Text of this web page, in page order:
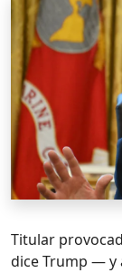
Titular
dice Trump — y